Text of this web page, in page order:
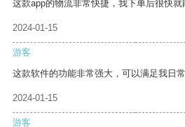
这款app的物流非常快捷，我下单后很快就
2024-01-15
游客
这款软件的功能非常强大，可以满足我日常
2024-01-15
游客